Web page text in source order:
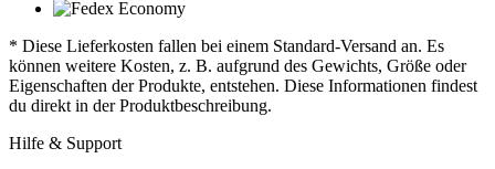
* Diese Lieferkosten fallen bei einem Standard-Versand an. Es
können weitere Kosten, z. B. aufgrund des Gewichts, Größe oder
Eigenschaften der Produkte, entstehen. Diese Informationen findest
du direkt in der Produktbeschreibung.
Hilfe & Support